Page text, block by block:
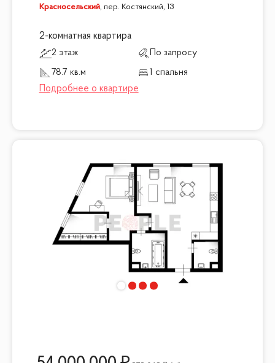
Красносельский, пер. Костянский, 13
2-комнатная квартира
2 этаж
По запросу
78.7 кв.м
1 спальня